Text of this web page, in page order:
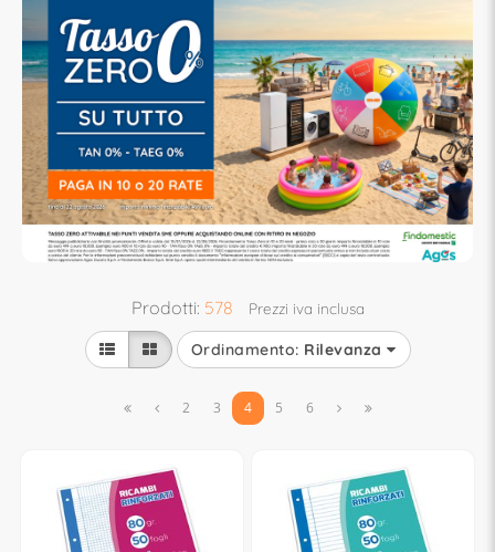
Prodotti: 578 Prezzi iva inclusa
Ordinamento: Rilevanza
  2 3 4 5 6  